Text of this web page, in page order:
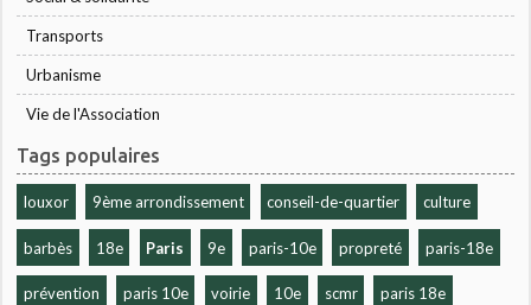
Transports
Urbanisme
Vie de l'Association
Tags populaires
louxor 9ème arrondissement conseil-de-quartier culture
barbès 18e Paris 9e paris-10e propreté paris-18e
prévention paris 10e voirie 10e scmr paris 18e